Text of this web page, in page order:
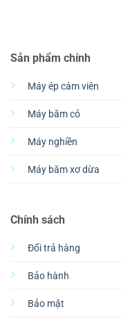
Sản phẩm chính
Máy ép cám viên
Máy băm cỏ
Máy nghiền
Máy băm xơ dừa
Chính sách
Đổi trả hàng
Bảo hành
Bảo mật